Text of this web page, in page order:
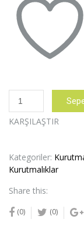
Dolmalık
Patlıcan
1
50
adettir
KARŞILAŞTIR
Kategoriler:
Kurutmalıklar
Share this:
(0) (0)